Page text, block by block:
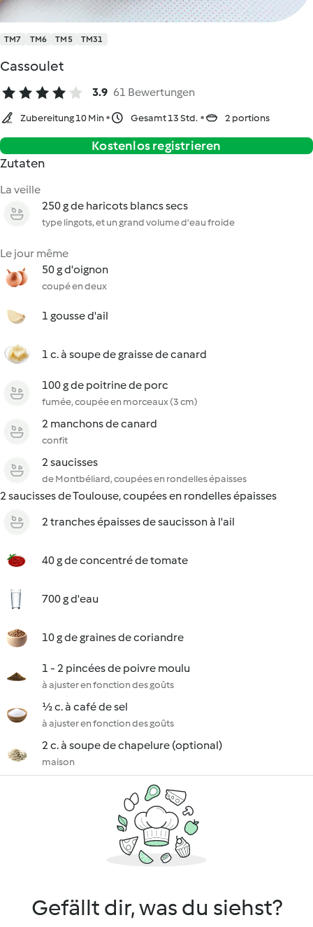
TM7 TM6 TM5 TM31
Cassoulet
3.9 61 Bewertungen
Zubereitung 10 Min Gesamt 13 Std. 2 portions
Kostenlos registrieren
Zutaten
La veille
250 g de haricots blancs secs
type lingots, et un grand volume d'eau froide
Le jour même
50 g d'oignon
coupé en deux
1 gousse d'ail
1 c. à soupe de graisse de canard
100 g de poitrine de porc
fumée, coupée en morceaux (3 cm)
2 manchons de canard
confit
2 saucisses
de Montbéliard, coupées en rondelles épaisses
2 saucisses de Toulouse, coupées en rondelles épaisses
2 tranches épaisses de saucisson à l'ail
40 g de concentré de tomate
700 g d'eau
10 g de graines de coriandre
1 - 2 pincées de poivre moulu
à ajuster en fonction des goûts
½ c. à café de sel
à ajuster en fonction des goûts
2 c. à soupe de chapelure (optional)
maison
Gefällt dir, was du siehst?